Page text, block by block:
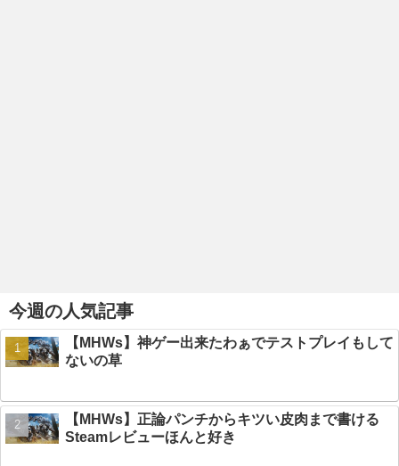
今週の人気記事
【MHWs】神ゲー出来たわぁでテストプレイもして
ないの草
【MHWs】正論パンチからキツい皮肉まで書ける
Steamレビューほんと好き